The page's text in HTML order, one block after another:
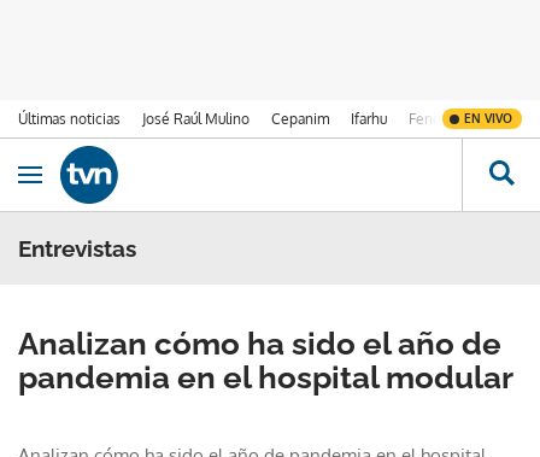
Últimas noticias José Raúl Mulino Cepanim Ifarhu Fenómeno de El
EN VIVO
Ir al contenido
Obrir navegació
Entrevistas
Analizan cómo ha sido el año de
pandemia en el hospital modular